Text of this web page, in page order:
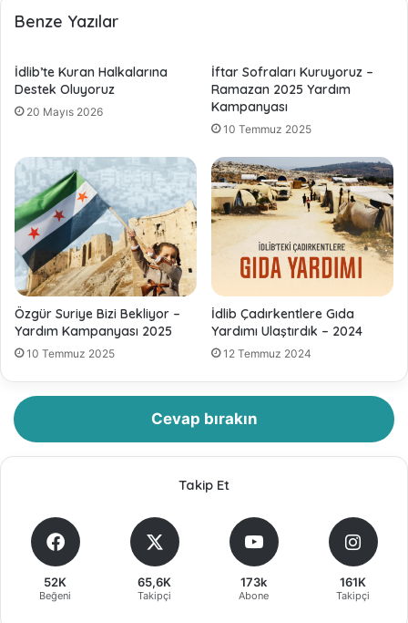
Benze Yazılar
İdlib’te Kuran Halkalarına
Destek Oluyoruz
20 Mayıs 2026
İftar Sofraları Kuruyoruz –
Ramazan 2025 Yardım
Kampanyası
10 Temmuz 2025
Özgür Suriye Bizi Bekliyor –
Yardım Kampanyası 2025
10 Temmuz 2025
İdlib Çadırkentlere Gıda
Yardımı Ulaştırdık – 2024
12 Temmuz 2024
Cevap bırakın
Takip Et
52K
Beğeni
65,6K
Takipçi
173k
Abone
161K
Takipçi